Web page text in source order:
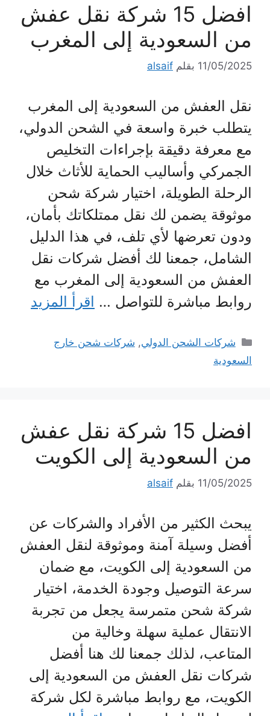
افضل 15 شركة نقل عفش
من السعودية إلى المغرب
11/05/2025 بقلم alsaif
نقل العفش من السعودية إلى المغرب
يتطلب خبرة واسعة في الشحن الدولي،
مع معرفة دقيقة بإجراءات التخليص
الجمركي وأساليب الحماية للأثاث خلال
الرحلة الطويلة، اختيار شركة شحن
موثوقة يضمن لك نقل ممتلكاتك بأمان،
ودون تعرضها لأي تلف، في هذا الدليل
الشامل، جمعنا لك أفضل شركات نقل
العفش من السعودية إلى المغرب مع
روابط مباشرة للتواصل … اقرأ المزيد
التصنيفات
شركات الشحن الدولي, شركات شحن خارج
السعودية
افضل 15 شركة نقل عفش
من السعودية إلى الكويت
11/05/2025 بقلم alsaif
يبحث الكثير من الأفراد والشركات عن
أفضل وسيلة آمنة وموثوقة لنقل العفش
من السعودية إلى الكويت، مع ضمان
سرعة التوصيل وجودة الخدمة، اختيار
شركة شحن متمرسة يجعل من تجربة
الانتقال عملية سهلة وخالية من
المتاعب، لذلك جمعنا لك هنا أفضل
شركات نقل العفش من السعودية إلى
الكويت، مع روابط مباشرة لكل شركة